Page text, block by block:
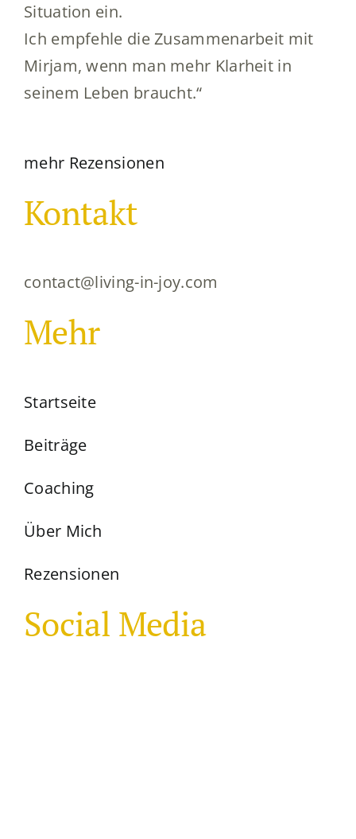
Situation ein.
Ich empfehle die Zusammenarbeit mit
Mirjam, wenn man mehr Klarheit in
seinem Leben braucht.“
mehr Rezensionen
Kontakt
contact@living-in-joy.com
Mehr
Startseite
Beiträge
Coaching
Über Mich
Rezensionen
Social Media